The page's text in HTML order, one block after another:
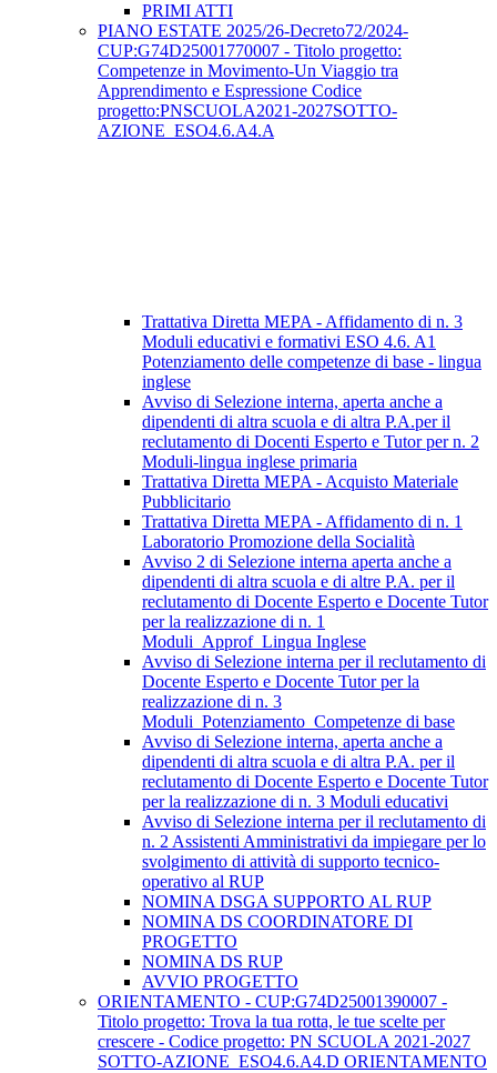
PRIMI ATTI
PIANO ESTATE 2025/26-Decreto72/2024-
CUP:G74D25001770007 - Titolo progetto:
Competenze in Movimento-Un Viaggio tra
Apprendimento e Espressione Codice
progetto:PNSCUOLA2021-2027SOTTO-
AZIONE_ESO4.6.A4.A
Trattativa Diretta MEPA - Affidamento di n. 3
Moduli educativi e formativi ESO 4.6. A1
Potenziamento delle competenze di base - lingua
inglese
Avviso di Selezione interna, aperta anche a
dipendenti di altra scuola e di altra P.A.per il
reclutamento di Docenti Esperto e Tutor per n. 2
Moduli-lingua inglese primaria
Trattativa Diretta MEPA - Acquisto Materiale
Pubblicitario
Trattativa Diretta MEPA - Affidamento di n. 1
Laboratorio Promozione della Socialità
Avviso 2 di Selezione interna aperta anche a
dipendenti di altra scuola e di altre P.A. per il
reclutamento di Docente Esperto e Docente Tutor
per la realizzazione di n. 1
Moduli_Approf_Lingua Inglese
Avviso di Selezione interna per il reclutamento di
Docente Esperto e Docente Tutor per la
realizzazione di n. 3
Moduli_Potenziamento_Competenze di base
Avviso di Selezione interna, aperta anche a
dipendenti di altra scuola e di altra P.A. per il
reclutamento di Docente Esperto e Docente Tutor
per la realizzazione di n. 3 Moduli educativi
Avviso di Selezione interna per il reclutamento di
n. 2 Assistenti Amministrativi da impiegare per lo
svolgimento di attività di supporto tecnico-
operativo al RUP
NOMINA DSGA SUPPORTO AL RUP
NOMINA DS COORDINATORE DI
PROGETTO
NOMINA DS RUP
AVVIO PROGETTO
ORIENTAMENTO - CUP:G74D25001390007 -
Titolo progetto: Trova la tua rotta, le tue scelte per
crescere - Codice progetto: PN SCUOLA 2021-2027
SOTTO-AZIONE_ESO4.6.A4.D ORIENTAMENTO